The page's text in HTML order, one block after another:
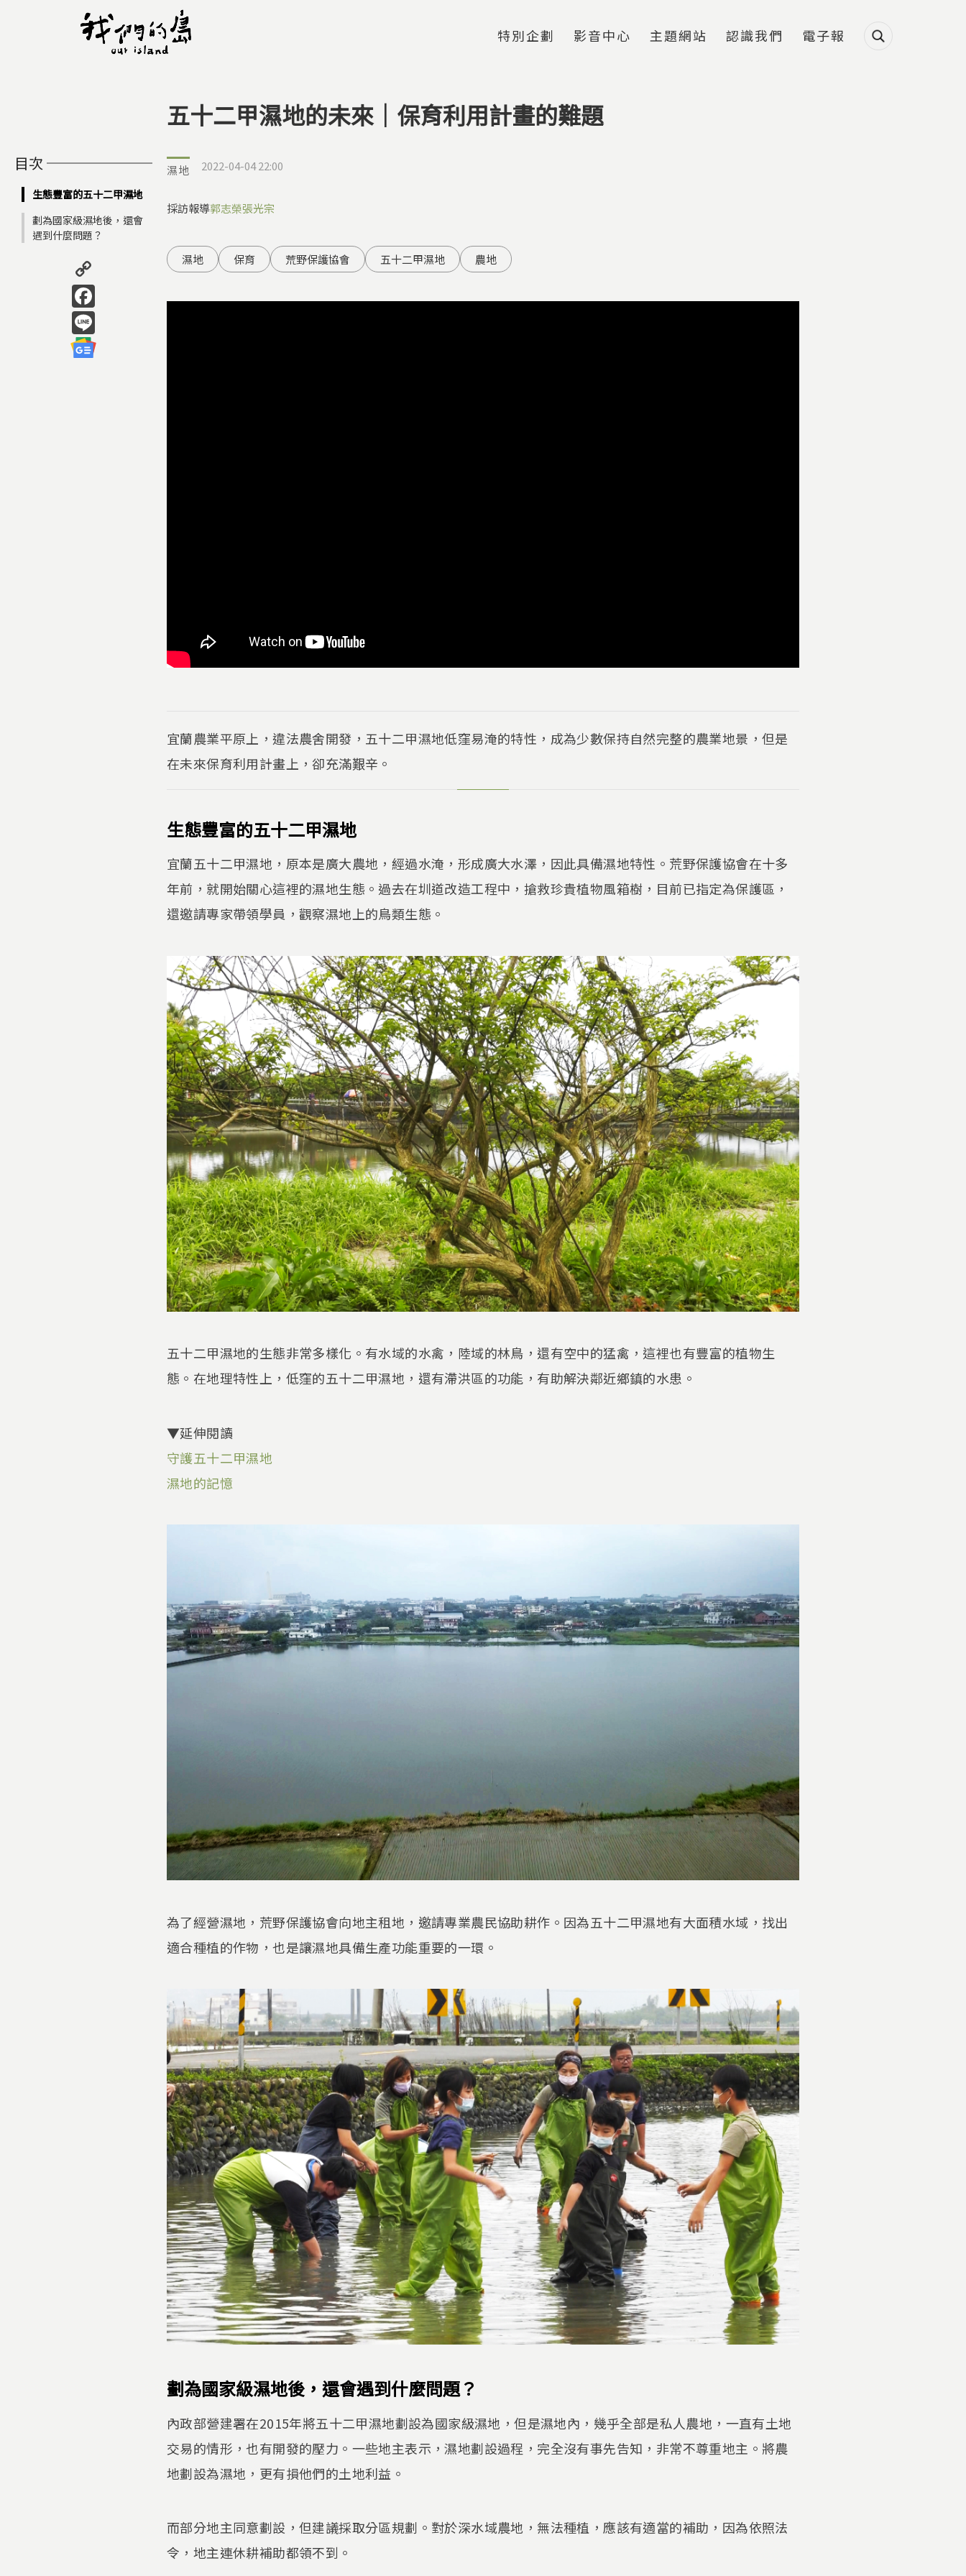
特別企劃 影音中心 主題網站 認識我們 電子報
您在這裡
五十二甲濕地的未來｜保育利用計畫的難題
目次
生態豐富的五十二甲濕地
劃為國家級濕地後，還會
遇到什麼問題？
Facebook
濕地 2022-04-04 22:00
採訪報導郭志榮張光宗
濕地 保育 荒野保護協會 五十二甲濕地 農地
宜蘭農業平原上，違法農舍開發，五十二甲濕地低窪易淹的特性，成為少數保持自然完整的農業地景，但是
在未來保育利用計畫上，卻充滿艱辛。
生態豐富的五十二甲濕地
宜蘭五十二甲濕地，原本是廣大農地，經過水淹，形成廣大水澤，因此具備濕地特性。荒野保護協會在十多
年前，就開始關心這裡的濕地生態。過去在圳道改造工程中，搶救珍貴植物風箱樹，目前已指定為保護區，
還邀請專家帶領學員，觀察濕地上的鳥類生態。
五十二甲濕地的生態非常多樣化。有水域的水禽，陸域的林鳥，還有空中的猛禽，這裡也有豐富的植物生
態。在地理特性上，低窪的五十二甲濕地，還有滯洪區的功能，有助解決鄰近鄉鎮的水患。
▼延伸閱讀
守護五十二甲濕地
濕地的記憶
為了經營濕地，荒野保護協會向地主租地，邀請專業農民協助耕作。因為五十二甲濕地有大面積水域，找出
適合種植的作物，也是讓濕地具備生產功能重要的一環。
劃為國家級濕地後，還會遇到什麼問題？
內政部營建署在2015年將五十二甲濕地劃設為國家級濕地，但是濕地內，幾乎全部是私人農地，一直有土地
交易的情形，也有開發的壓力。一些地主表示，濕地劃設過程，完全沒有事先告知，非常不尊重地主。將農
地劃設為濕地，更有損他們的土地利益。
而部分地主同意劃設，但建議採取分區規劃。對於深水域農地，無法種植，應該有適當的補助，因為依照法
令，地主連休耕補助都領不到。